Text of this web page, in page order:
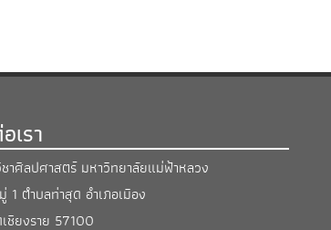
เรา
าศิลปศาสตร์ มหาวิทยาลัยแม่ฟ้าหลวง
1 ตำบลท่าสุด อำเภอเมือง
ชียงราย 57100